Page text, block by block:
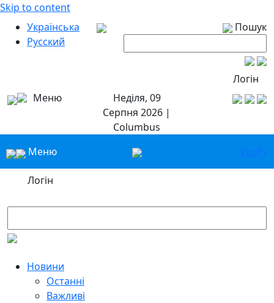
Skip to content
Українська
Русский
Пошук
Логін
Меню
Неділя, 09
Серпня 2026 |
Columbus
Меню
УкрРу
Логін
Новини
Останні
Важливі